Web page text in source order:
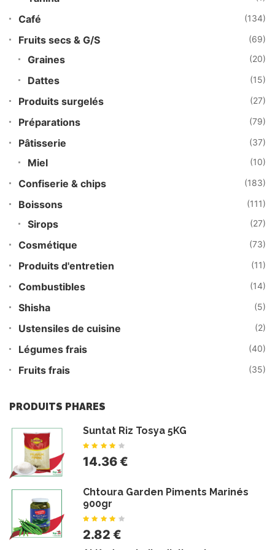
Café (134)
Fruits secs & G/S (69)
Graines (20)
Dattes (15)
Produits surgelés (27)
Préparations (79)
Pâtisserie (37)
Miel (10)
Confiserie & chips (183)
Boissons (111)
Sirops (27)
Cosmétique (73)
Produits d'entretien (11)
Combustibles (14)
Shisha (5)
Ustensiles de cuisine (2)
Légumes frais (40)
Fruits frais (35)
PRODUITS PHARES
Suntat Riz Tosya 5KG
14.36 €
Chtoura Garden Piments Marinés
900gr
2.82 €